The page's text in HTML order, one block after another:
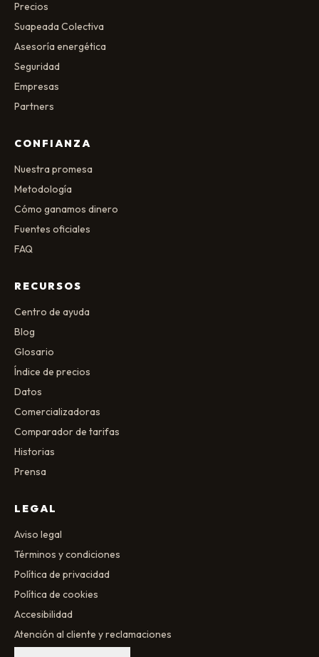
Precios
Suapeada Colectiva
Asesoría energética
Seguridad
Empresas
Partners
CONFIANZA
Nuestra promesa
Metodología
Cómo ganamos dinero
Fuentes oficiales
FAQ
RECURSOS
Centro de ayuda
Blog
Glosario
Índice de precios
Datos
Comercializadoras
Comparador de tarifas
Historias
Prensa
LEGAL
Aviso legal
Términos y condiciones
Política de privacidad
Política de cookies
Accesibilidad
Atención al cliente y reclamaciones